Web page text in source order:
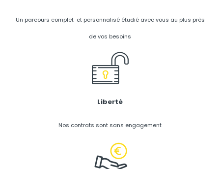
Un parcours complet et personnalisé étudié avec vous au plus près
de vos besoins
Liberté
Nos contrats sont sans engagement